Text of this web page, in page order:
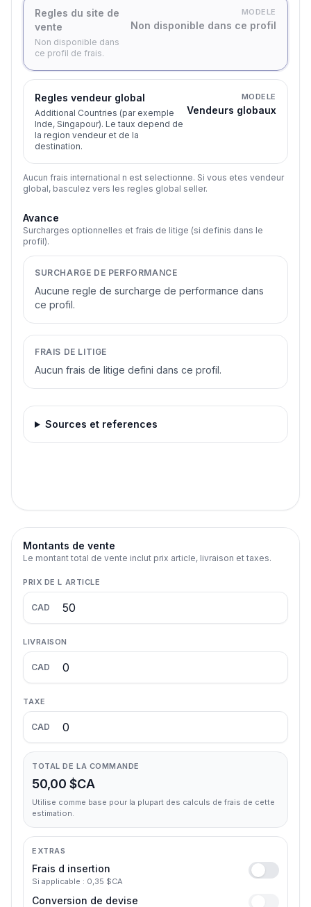
Regles du site de
vente
Non disponible dans
ce profil de frais.
MODELE
Non disponible dans ce profil
Regles vendeur global
Additional Countries (par exemple
Inde, Singapour). Le taux depend de
la region vendeur et de la
destination.
MODELE
Vendeurs globaux
Aucun frais international n est selectionne. Si vous etes vendeur
global, basculez vers les regles global seller.
Avance
Surcharges optionnelles et frais de litige (si definis dans le
profil).
SURCHARGE DE PERFORMANCE
Aucune regle de surcharge de performance dans
ce profil.
FRAIS DE LITIGE
Aucun frais de litige defini dans ce profil.
Sources et references
Montants de vente
Le montant total de vente inclut prix article, livraison et taxes.
PRIX DE L ARTICLE
CAD
LIVRAISON
CAD
TAXE
CAD
TOTAL DE LA COMMANDE
50,00 $CA
Utilise comme base pour la plupart des calculs de frais de cette
estimation.
EXTRAS
Frais d insertion
Si applicable : 0,35 $CA
Conversion de devise